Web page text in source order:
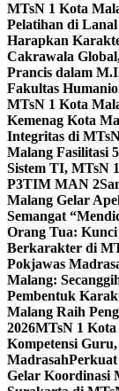
MTsN 1 Kota
Pelatihan di
Harapkan
Cakrawala
Prancis dalam
Fakultas
MTsN 1 Kota
Kemenag Kota
Integritas di
Malang Fasilitasi
Sistem TI, MTsN
P3TIM MAN 2
Malang Gelar
Semangat
Orang Tua: Kunci
Berkarakter di
Pokjawas
Malang:
Pembentuk
Malang Raih
2026MTsN 1
Kompetensi
Madrasah
Gelar Koordinasi